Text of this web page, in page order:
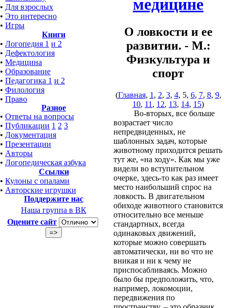
• Для взрослых
• Это интересно
• Игры
Книги
• Логопедия 1 и 2
• Дефектология
• Медицина
• Образование
• Педагогика 1 и 2
• Филология
• Право
Разное
• Ответы на вопросы
• Публикации 1 2 3
• Документация
• Презентации
• Авторы
• Логопедическая азбука
Ссылки
• Кулоны с опалами
• Авторские игрушки
Поддержите нас
Наша группа в ВК
Оцените сайт
медицине
О ловкости и ее
развитии. - М.:
Физкультура и
спорт
(Главная, 1 , 2, 3, 4, 5, 6, 7, 8, 9,
10, 11 , 12, 13, 14, 15)
Во-вторых, все больше
возрастает число
непредвиденных, не
шаблонных задач, которые
животному приходится решать
тут же, «на ходу». Как мы уже
видели во вступительном
очерке, здесь-то как раз имеет
место наибольший спрос на
ловкость. В двигательном
обиходе животного становится
относительно все меньше
стандартных, всегда
одинаковых движений,
которые можно совершать
автоматически, ни во что не
вникая и ни к чему не
приспосабливаясь. Можно
было бы предположить, что,
например, локомоции,
передвижения по